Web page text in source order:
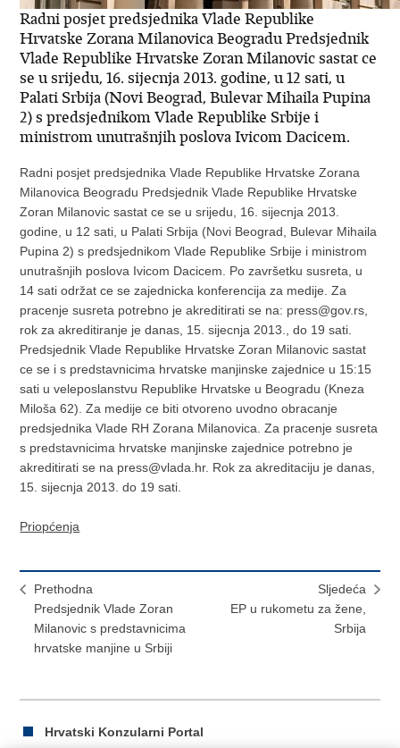
Radni posjet predsjednika Vlade Republike
Hrvatske Zorana Milanovica Beogradu Predsjednik
Vlade Republike Hrvatske Zoran Milanovic sastat ce
se u srijedu, 16. sijecnja 2013. godine, u 12 sati, u
Palati Srbija (Novi Beograd, Bulevar Mihaila Pupina
2) s predsjednikom Vlade Republike Srbije i
ministrom unutrašnjih poslova Ivicom Dacicem.
Radni posjet predsjednika Vlade Republike Hrvatske Zorana
Milanovica Beogradu Predsjednik Vlade Republike Hrvatske
Zoran Milanovic sastat ce se u srijedu, 16. sijecnja 2013.
godine, u 12 sati, u Palati Srbija (Novi Beograd, Bulevar Mihaila
Pupina 2) s predsjednikom Vlade Republike Srbije i ministrom
unutrašnjih poslova Ivicom Dacicem. Po završetku susreta, u
14 sati održat ce se zajednicka konferencija za medije. Za
pracenje susreta potrebno je akreditirati se na: press@gov.rs,
rok za akreditiranje je danas, 15. sijecnja 2013., do 19 sati.
Predsjednik Vlade Republike Hrvatske Zoran Milanovic sastat
ce se i s predstavnicima hrvatske manjinske zajednice u 15:15
sati u veleposlanstvu Republike Hrvatske u Beogradu (Kneza
Miloša 62). Za medije ce biti otvoreno uvodno obracanje
predsjednika Vlade RH Zorana Milanovica. Za pracenje susreta
s predstavnicima hrvatske manjinske zajednice potrebno je
akreditirati se na press@vlada.hr. Rok za akreditaciju je danas,
15. sijecnja 2013. do 19 sati.
Priopćenja
Prethodna
Predsjednik Vlade Zoran
Milanovic s predstavnicima
hrvatske manjine u Srbiji
Sljedeća
EP u rukometu za žene,
Srbija
Hrvatski Konzularni Portal